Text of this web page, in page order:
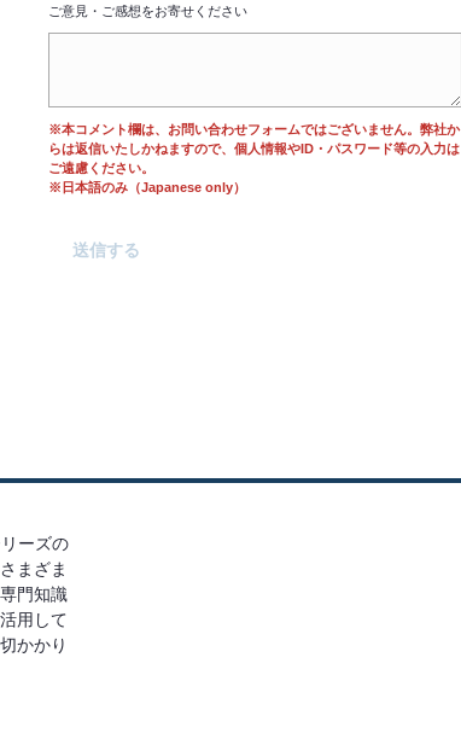
ご意見・ご感想をお寄せください
※本コメント欄は、お問い合わせフォームではございません。弊社か
らは返信いたしかねますので、個人情報やID・パスワード等の入力は
ご遠慮ください。
※日本語のみ（Japanese only）
ーズの
まざま
門知識
用して
かかり